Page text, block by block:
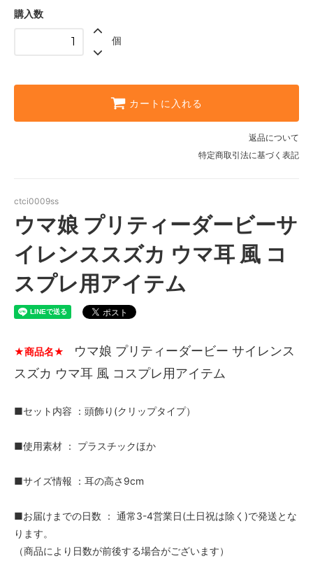
購入数
個
カートに入れる
返品について
特定商取引法に基づく表記
ctci0009ss
ウマ娘 プリティーダービーサ
イレンススズカ ウマ耳 風 コ
スプレ用アイテム
★商品名★
ウマ娘 プリティーダービー サイレンス
スズカ ウマ耳 風 コスプレ用アイテム
■セット内容 ：頭飾り(クリップタイプ）
■使用素材 ： プラスチックほか
■サイズ情報 ：耳の高さ9cm
■お届けまでの日数 ： 通常3-4営業日(土日祝は除く)で発送とな
ります。
（商品により日数が前後する場合がございます）